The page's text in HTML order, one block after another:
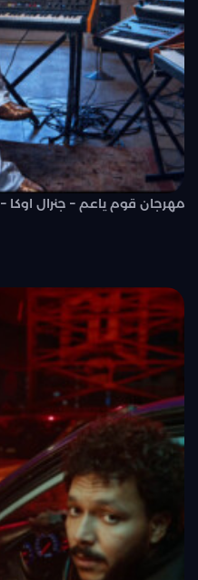
مهرجان قوم ياعم – جنرال اوكا – MP3